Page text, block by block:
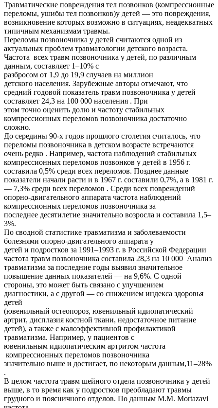
Травматические повреждения тел позвонков (компрессионные
переломы, ушибы тел позвонков)у детей — это повреждения,
возникновение которых возможно в ситуациях, неадекватных
типичным механизмам травмы.
Переломы позвоночника у детей считаются одной из
актуальных проблем травматологии детского возраста.
Частота всех травм позвоночника у детей, по различным
данным, составляет 1–10% с
разбросом от 1,9 до 19,9 случаев на миллион
детского населения. Зарубежные авторы отмечают, что
средний годовой показатель травм позвоночника у детей
составляет 24,3 на 100 000 населения . При
этом точно оценить долю и частоту стабильных
компрессионных переломов позвоночника достаточно
сложно.
До середины 90-х годов прошлого столетия считалось, что
переломы позвоночника в детском возрасте встречаются
очень редко . Например, частота наблюдений стабильных
компрессионных переломов позвонков у детей в 1956 г.
составила 0,5% среди всех переломов. Позднее данные
показатели начали расти и в 1967 г. составили 0,7%, а в 1981 г.
— 7,3% среди всех переломов . Среди всех повреждений
опорно-двигательного аппарата частота наблюдений
компрессионных переломов позвоночника за
последнее десятилетие значительно возросла и составила 1,5–
3%.
По сводной статистике травматизма и заболеваемости
болезнями опорно-двигательного аппарата у
детей и подростков за 1991–1993 г. в Российской Федерации
частота травм позвоночника составила 28,3 на 10 000 Анализ
травматизма за последние годы выявил значительное
повышение данных показателей — на 9,6%. С одной
стороны, это может быть связано с улучшением
диагностики, а с другой — со снижением индекса здоровья
детей
(ювенильный остеопороз, ювенильный идиопатический
артрит, дисплазия костной ткани, недостаточное питание
детей), а также с малоэффективной профилактикой
травматизма. Например, у пациентов с
ювенильным идиопатическим артритом частота
компрессионных переломов позвоночника
значительно выше и достигает, по некоторым данным,11–28%
.
В целом частота травм шейного отдела позвоночника у детей
выше, в то время как у подростков преобладают травмы
грудного и поясничного отделов. По данным М.М. Mortazavi